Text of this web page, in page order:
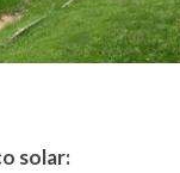
solar: